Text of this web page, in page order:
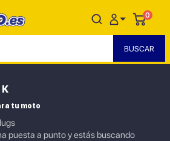
0
tu moto
puesta a punto y estás buscando